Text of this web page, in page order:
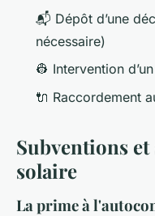
📬 Dépôt d’une
nécessaire)
👷 Intervention
🔌 Raccordement
Subventions
solaire
La prime à